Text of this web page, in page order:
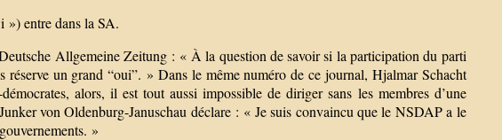
entre dans la SA.
Allgemeine Zeitung : « À la question de savoir si la participation du parti
réserve un grand “oui”. » Dans le même numéro de ce journal, Hjalmar Schacht
alors, il est tout aussi impossible de diriger sans les membres d’une
von Oldenburg-Januschau déclare : « Je suis convaincu que le NSDAP a le
»